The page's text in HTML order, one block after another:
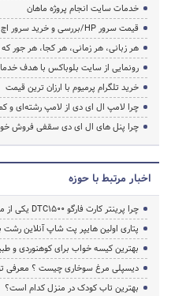
خدمات سایت انجام پروژه ماهان
قیمت سرور HP/بررسی و خرید سرور اچ پی
هر زبانی، هر زمانی، هر کجا، هر جور که
رونمایی از سایت بلوباکس با هدف
خرید تلگرام پرمیوم با ارزان ترین قیمت
چرا لامپ ال ای دی از لامپ رشته‌ای و
چرا پنل های ال ای دی سقفی فروش
اخبار مرتبط با حوزه
چرا پرینتر کارت فارگو DTC1500 یکی از محبوب‌ترین پرینترهای کارت دنیا است؟
پتاری اولین هایپر پت شاپ آنلاین
بهترین کیسه خواب برای کوهنوردی و
دیسپلی مرغ سوخاری چیست ؟ معرفی
بهترین تاب کودک در منزل کدام است؟